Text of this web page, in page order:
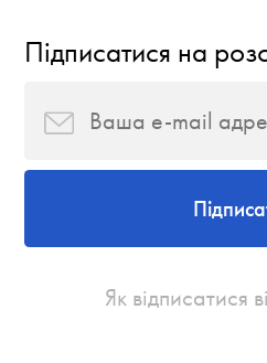
Підписатися на
Як відписатися